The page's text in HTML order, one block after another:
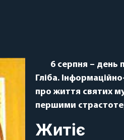
6 серпня – день
Гліба.
про життя святих
першими
Житіє